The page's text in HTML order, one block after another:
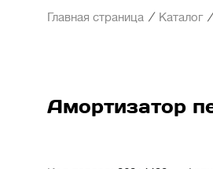
Главная страница / Каталог /
Амортизатор